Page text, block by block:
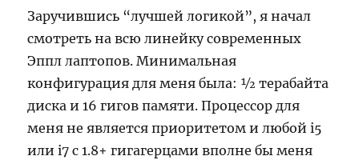
Заручившись “лучшей логикой”, я начал
смотреть на всю линейку современных
Эппл лаптопов. Минимальная
конфигурация для меня была: ½ терабайта
диска и 16 гигов памяти. Процессор для
меня не является приоритетом и любой i5
или i7 с 1.8+ гигагерцами вполне бы меня